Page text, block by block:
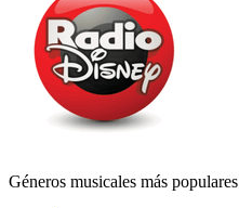
Géneros musicales más populares